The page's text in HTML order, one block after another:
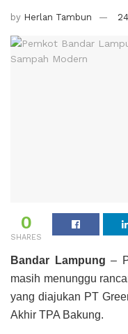
by Herlan Tambun
0
SHARES
Bandar Lampung –
masih menunggu
yang diajukan PT
Akhir TPA Bakung.